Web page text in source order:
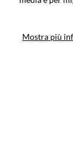
Mostra più